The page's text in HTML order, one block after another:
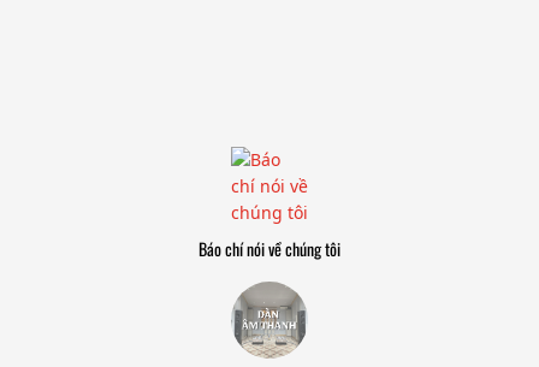
Báo chí nói về chúng tôi